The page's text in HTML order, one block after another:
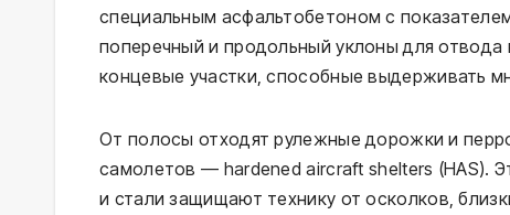
специальным асфальтобетоном с
поперечный и продольный уклоны для
концевые участки, способные выдерживать
От полосы отходят рулежные дорожки и
самолетов — hardened aircraft shelters (HAS).
и стали защищают технику от осколков,